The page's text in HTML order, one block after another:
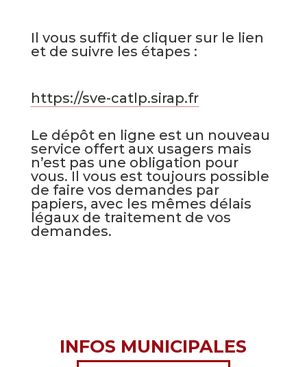
Il vous suffit de cliquer sur le lien
et de suivre les étapes :
https://sve-catlp.sirap.fr
Le dépôt en ligne est un nouveau
service offert aux usagers mais
n’est pas une obligation pour
vous. Il vous est toujours possible
de faire vos demandes par
papiers, avec les mêmes délais
légaux de traitement de vos
demandes.
INFOS MUNICIPALES